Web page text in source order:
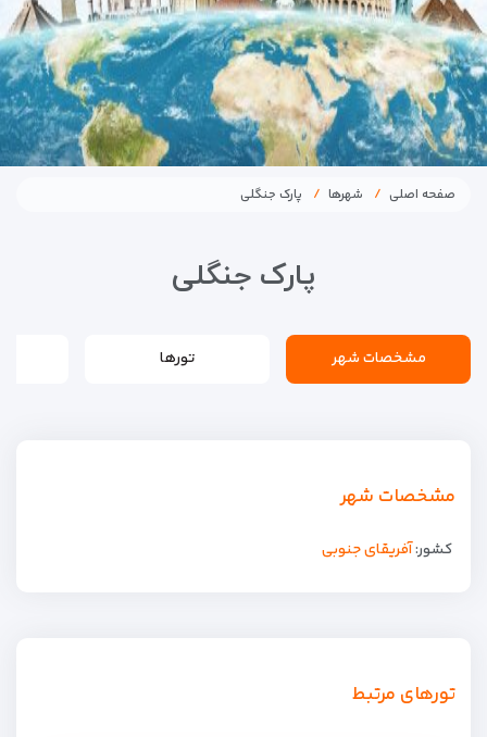
صفحه اصلی شهرها پارک جنگلی
پارک جنگلی
مشخصات شهر تورها
مشخصات شهر
کشور:آفریقای جنوبی
تورهای مرتبط